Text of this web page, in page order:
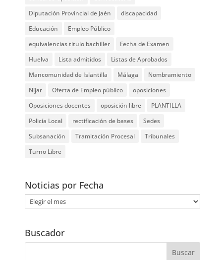
Diputación Provincial de Jaén
discapacidad
Educación
Empleo Público
equivalencias titulo bachiller
Fecha de Examen
Huelva
Lista admitidos
Listas de Aprobados
Mancomunidad de Islantilla
Málaga
Nombramiento
Níjar
Oferta de Empleo público
oposiciones
Oposiciones docentes
oposición libre
PLANTILLA
Policía Local
rectificación de bases
Sedes
Subsanación
Tramitación Procesal
Tribunales
Turno Libre
Noticias por Fecha
Noticias
por
Buscador